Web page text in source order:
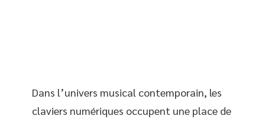
Dans l’univers musical contemporain, les
claviers numériques occupent une place de